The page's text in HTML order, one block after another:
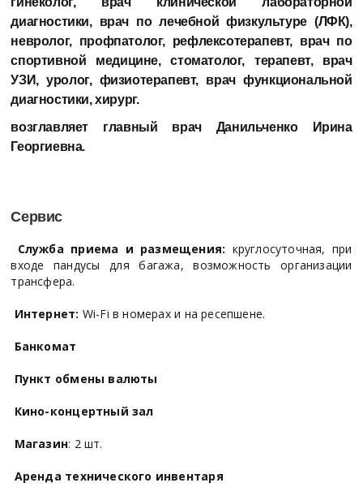
диагностики, врач по лечебной физкультуре (ЛФК),
невролог, профпатолог, рефлексотерапевт, врач по
спортивной медицине, стоматолог, терапевт, врач
УЗИ, уролог, физиотерапевт, врач функциональной
диагностики, хирург.
возглавляет главный врач Данильченко Ирина
Георгиевна.
Сервис
Служба приема и размещения: круглосуточная, при
входе пандусы для багажа, возможность организации
трансфера.
Интернет: Wi-Fi в номерах и на ресепшене.
Банкомат
Пункт обмены валюты
Кино-концертный зал
Магазин: 2 шт.
Аренда технического инвентаря